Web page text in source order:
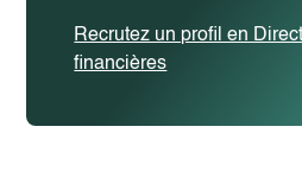
Recrutez un profil en
financières